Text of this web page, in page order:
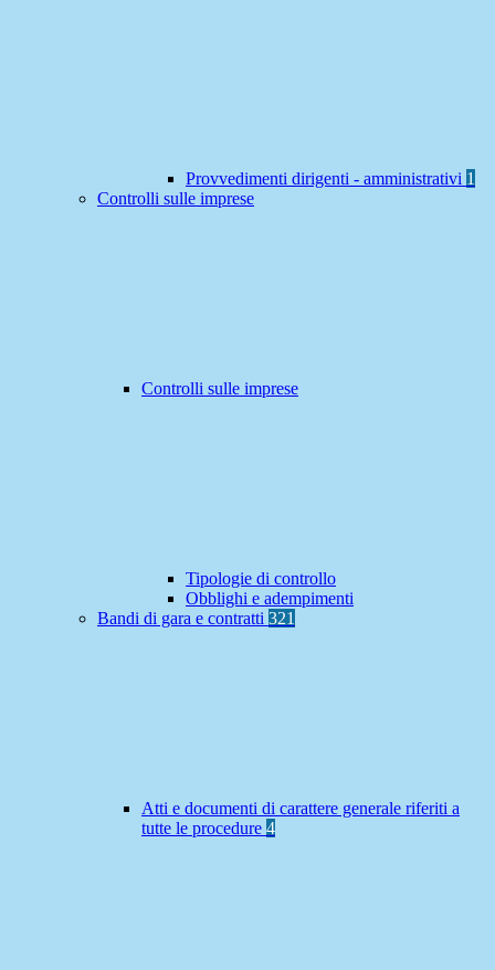
Provvedimenti dirigenti - amministrativi 1
Controlli sulle imprese
Controlli sulle imprese
Tipologie di controllo
Obblighi e adempimenti
Bandi di gara e contratti 321
Atti e documenti di carattere generale riferiti a
tutte le procedure 4